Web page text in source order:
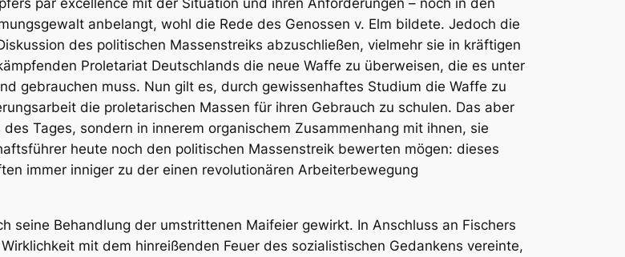
anbelangt, wohl die Rede des Genossen v. Elm bildete. Jedoch die
des politischen Massenstreiks abzuschließen, vielmehr sie in kräftigen
Proletariat Deutschlands die neue Waffe zu überweisen, die es unter
gebrauchen muss. Nun gilt es, durch gewissenhaftes Studium die Waffe zu
die proletarischen Massen für ihren Gebrauch zu schulen. Das aber
Tages, sondern in innerem organischem Zusammenhang mit ihnen, sie
heute noch den politischen Massenstreik bewerten mögen: dieses
immer inniger zu der einen revolutionären Arbeiterbewegung
seine Behandlung der umstrittenen Maifeier gewirkt. In Anschluss an Fischers
mit dem hinreißenden Feuer des sozialistischen Gedankens vereinte,